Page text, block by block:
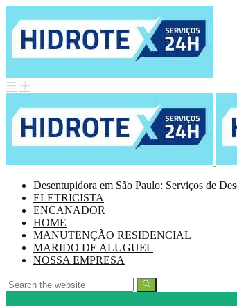
Desentupidora em São Paulo: Serviços de
ELETRICISTA
ENCANADOR
HOME
MANUTENÇÃO RESIDENCIAL
MARIDO DE ALUGUEL
NOSSA EMPRESA